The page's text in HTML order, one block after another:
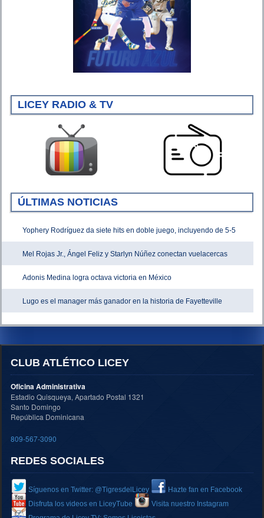
LICEY RADIO & TV
ÚLTIMAS NOTICIAS
Yophery Rodríguez da siete hits en doble juego, incluyendo de 5-5
Mel Rojas Jr., Ángel Feliz y Starlyn Núñez conectan vuelacercas
Adonis Medina logra octava victoria en México
Lugo es el manager más ganador en la historia de Fayetteville
CLUB ATLÉTICO LICEY
Oficina Administrativa
Estadio Quisqueya, Apartado Postal 1321
Santo Domingo
República Dominicana
809-567-3090
REDES SOCIALES
Síguenos en Twitter: @TigresdelLicey
Hazte fan en Facebook
Disfruta los videos en LiceyTube
Visita nuestro Instagram